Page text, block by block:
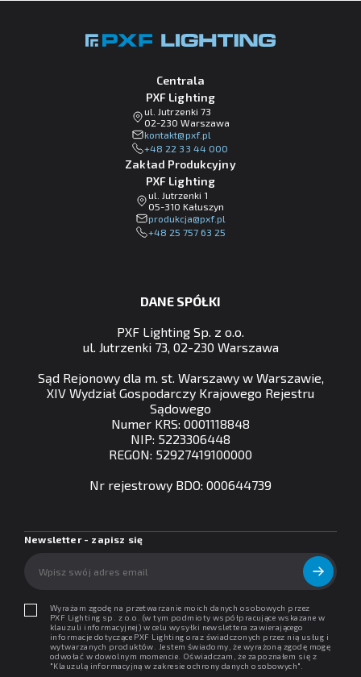
Centrala
PXF Lighting
ul. Jutrzenki 73
02-230 Warszawa
lp.fxp@tkatnok
+48 22 33 44 000
Zakład Produkcyjny
PXF Lighting
ul. Jutrzenki 1
05-310 Kałuszyn
lp.fxp@ajckudorp
+48 25 757 63 25
DANE SPÓŁKI
PXF Lighting Sp. z o.o.
ul. Jutrzenki 73, 02-230 Warszawa
Sąd Rejonowy dla m. st. Warszawy w Warszawie,
XIV Wydział Gospodarczy Krajowego Rejestru
Sądowego
Numer KRS: 0001118848
NIP: 5223306448
REGON: 52927419100000
Nr rejestrowy BDO: 000644739
Newsletter - zapisz się
Wyrażam zgodę na przetwarzanie moich danych osobowych przez
PXF Lighting sp. z o.o. (w tym podmioty współpracujące wskazane w
klauzuli informacyjnej) w celu wysyłki newslettera zawierającego
informacje dotyczące PXF Lighting oraz świadczonych przez nią usług i
wytwarzanych produktów. Jestem świadomy, że wyrażoną zgodę mogę
odwołać w dowolnym momencie. Oświadczam, że zapoznałem się z
"Klauzulą informacyjną w zakresie ochrony danych osobowych".